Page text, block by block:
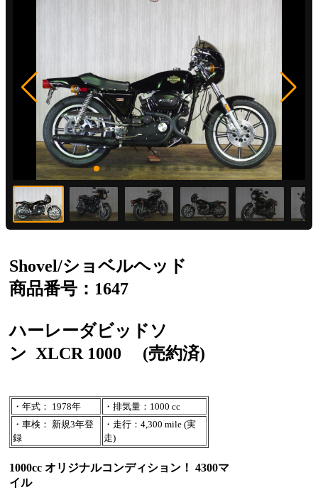
Shovel/ショベルヘッド
商品番号：1647
ハーレーダビッドソ
ン XLCR 1000 (売約済)
・年式： 1978年
・排気量：1000 cc
・車検： 新規3年登
録
・走行：4,300 mile (実
走)
1000cc オリジナルコンディション！ 4300マ
イル